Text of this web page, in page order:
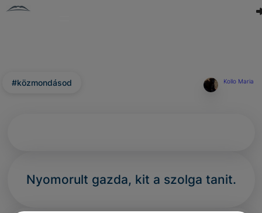
#közmondásod Kollo Maria
Nyomorult gazda, kit a szolga tanit.